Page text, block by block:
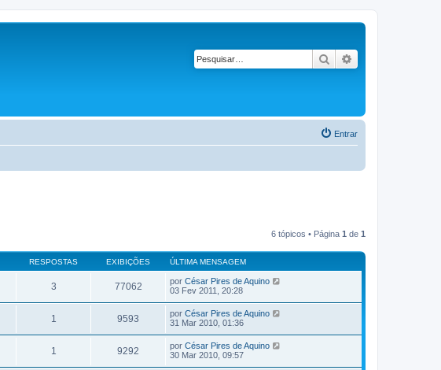
Pesquisar
Entrar
6 tópicos • Página 1 de 1
RESPOSTAS EXIBIÇÕES ÚLTIMA MENSAGEM
3 77062 por César Pires de Aquino
03 Fev 2011, 20:28
1 9593 por César Pires de Aquino
31 Mar 2010, 01:36
1 9292 por César Pires de Aquino
30 Mar 2010, 09:57